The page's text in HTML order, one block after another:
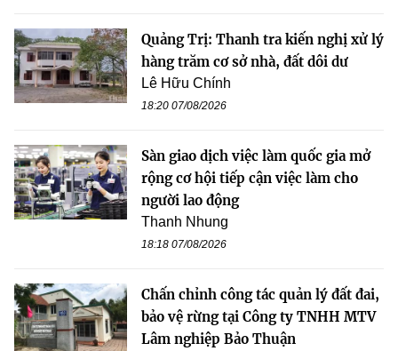
Quảng Trị: Thanh tra kiến nghị xử lý
hàng trăm cơ sở nhà, đất dôi dư
Lê Hữu Chính
18:20 07/08/2026
Sàn giao dịch việc làm quốc gia mở
rộng cơ hội tiếp cận việc làm cho
người lao động
Thanh Nhung
18:18 07/08/2026
Chấn chỉnh công tác quản lý đất đai,
bảo vệ rừng tại Công ty TNHH MTV
Lâm nghiệp Bảo Thuận